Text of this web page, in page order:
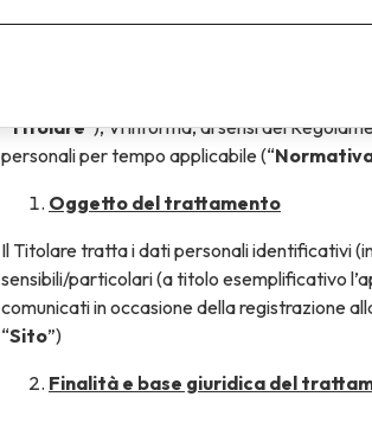
INFORMATIVA PER IL
, con sede legale in Piazza
“Titolare”), Vi informa, ai sensi del
personali per tempo applicabile (“
Oggetto del trattamento
Il Titolare tratta i dati personali identificativi
sensibili/particolari (a titolo esemplificativo
comunicati in occasione della registrazione
“Sito”)
Finalità e base giuridica del